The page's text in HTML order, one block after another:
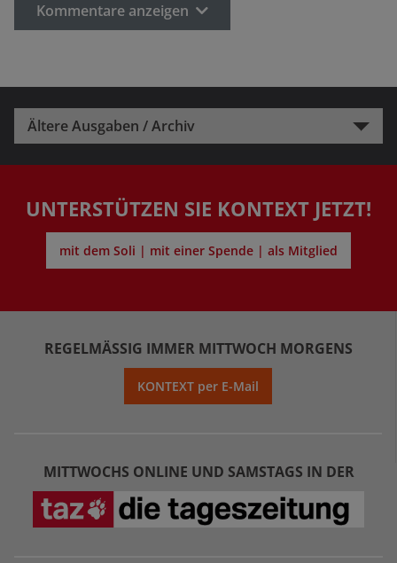
Kommentare anzeigen
Ältere Ausgaben / Archiv
UNTERSTÜTZEN SIE KONTEXT JETZT!
mit dem Soli | mit einer Spende | als Mitglied
REGELMÄSSIG IMMER MITTWOCH MORGENS
KONTEXT per E-Mail
MITTWOCHS ONLINE UND SAMSTAGS IN DER